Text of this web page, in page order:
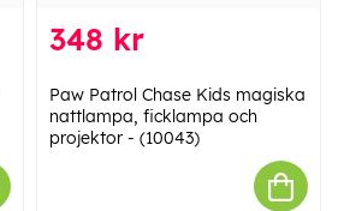
348 kr
Paw Patrol Chase Kids magiska
nattlampa, ficklampa och
projektor - (10043)